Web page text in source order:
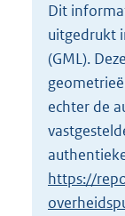
Dit
uitgedrukt
(GML).
echter de
https://